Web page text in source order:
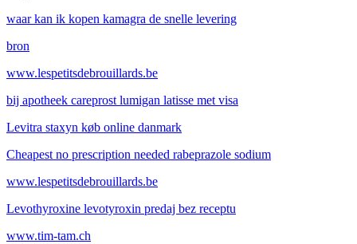
waar kan ik kopen kamagra de snelle levering
bron
www.lespetitsdebrouillards.be
bij apotheek careprost lumigan latisse met visa
Levitra staxyn køb online danmark
Cheapest no prescription needed rabeprazole sodium
www.lespetitsdebrouillards.be
Levothyroxine levotyroxin predaj bez receptu
www.tim-tam.ch